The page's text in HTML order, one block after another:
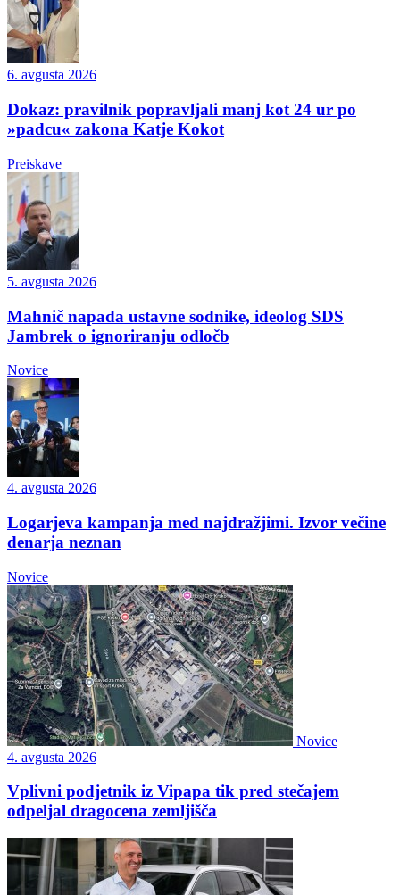
6. avgusta 2026
Dokaz: pravilnik popravljali manj kot 24 ur po
»padcu« zakona Katje Kokot
Preiskave
5. avgusta 2026
Mahnič napada ustavne sodnike, ideolog SDS
Jambrek o ignoriranju odločb
Novice
4. avgusta 2026
Logarjeva kampanja med najdražjimi. Izvor večine
denarja neznan
Novice
Novice
4. avgusta 2026
Vplivni podjetnik iz Vipapa tik pred stečajem
odpeljal dragocena zemljišča